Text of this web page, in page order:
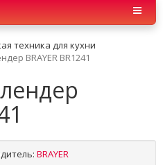
техника для кухни
BRAYER BR1241
BRAYER